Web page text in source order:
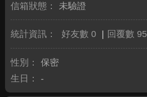
信箱狀態： 未驗證
統計資訊： 好友數 0 回覆數 95
性別：
保密
生日：
-